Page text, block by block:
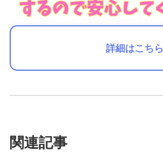
詳細はこちら
関連記事